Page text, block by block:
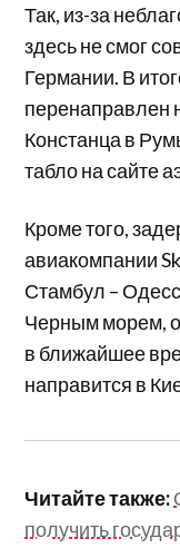
Так, из-за
здесь не смог
Германии. В
перенаправлен
Констанца в
табло на сайте
Кроме того,
авиакомпании
Стамбул –
Черным морем,
в ближайшее
направится в
Читайте также:
получить